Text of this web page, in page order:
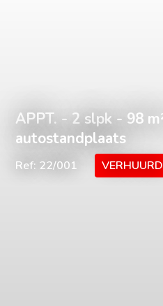
APPT. - 2 slpk - 98
autostandplaats
Ref: 22/001 VERHUURD